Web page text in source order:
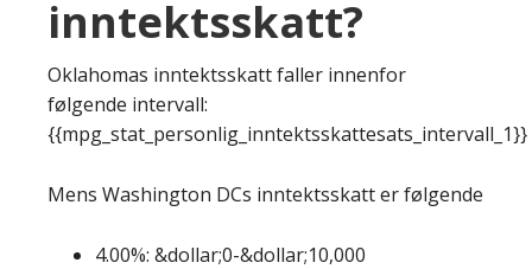
inntektsskatt?
Oklahomas inntektsskatt faller innenfor
følgende intervall:
{{mpg_stat_personlig_inntektsskattesats_intervall_1}}
Mens Washington DCs inntektsskatt er følgende
4.00%: &dollar;0-&dollar;10,000